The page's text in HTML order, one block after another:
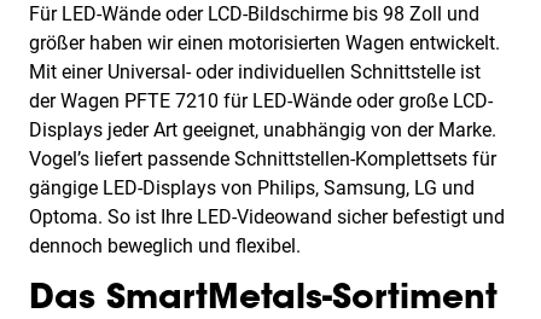
Für LED-Wände oder LCD-Bildschirme bis 98 Zoll und
größer haben wir einen motorisierten Wagen entwickelt.
Mit einer Universal- oder individuellen Schnittstelle ist
der Wagen PFTE 7210 für LED-Wände oder große LCD-
Displays jeder Art geeignet, unabhängig von der Marke.
Vogel’s liefert passende Schnittstellen-Komplettsets für
gängige LED-Displays von Philips, Samsung, LG und
Optoma. So ist Ihre LED-Videowand sicher befestigt und
dennoch beweglich und flexibel.
Das SmartMetals-Sortiment